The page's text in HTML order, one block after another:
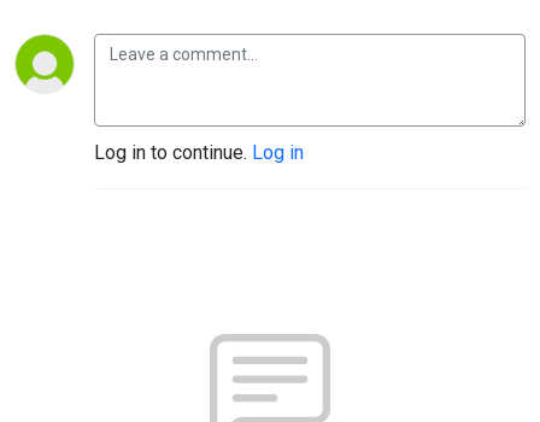
Log in to continue. Log in